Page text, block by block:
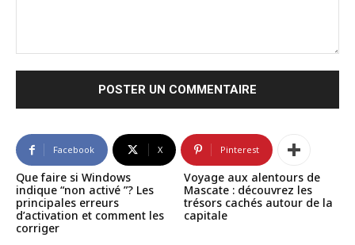
Facebook X Pinterest
Que faire si Windows
indique “non activé ”? Les
principales erreurs
d’activation et comment les
corriger
Voyage aux alentours de
Mascate : découvrez les
trésors cachés autour de la
capitale